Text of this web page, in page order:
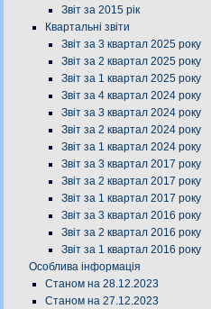
Звіт за 2015 рік
Квартальні звіти
Звіт за 3 квартал 2025 року
Звіт за 2 квартал 2025 року
Звіт за 1 квартал 2025 року
Звіт за 4 квартал 2024 року
Звіт за 3 квартал 2024 року
Звіт за 2 квартал 2024 року
Звіт за 1 квартал 2024 року
Звіт за 3 квартал 2017 року
Звіт за 2 квартал 2017 року
Звіт за 1 квартал 2017 року
Звіт за 3 квартал 2016 року
Звіт за 2 квартал 2016 року
Звіт за 1 квартал 2016 року
Особлива інформація
Станом на 28.12.2023
Станом на 27.12.2023